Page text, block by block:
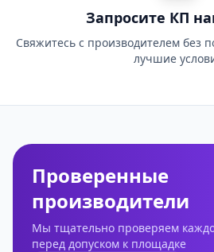
Запросите КП
Свяжитесь с производителем без
лучшие
Проверенные
производители
Мы тщательно проверяем
перед допуском к площадке